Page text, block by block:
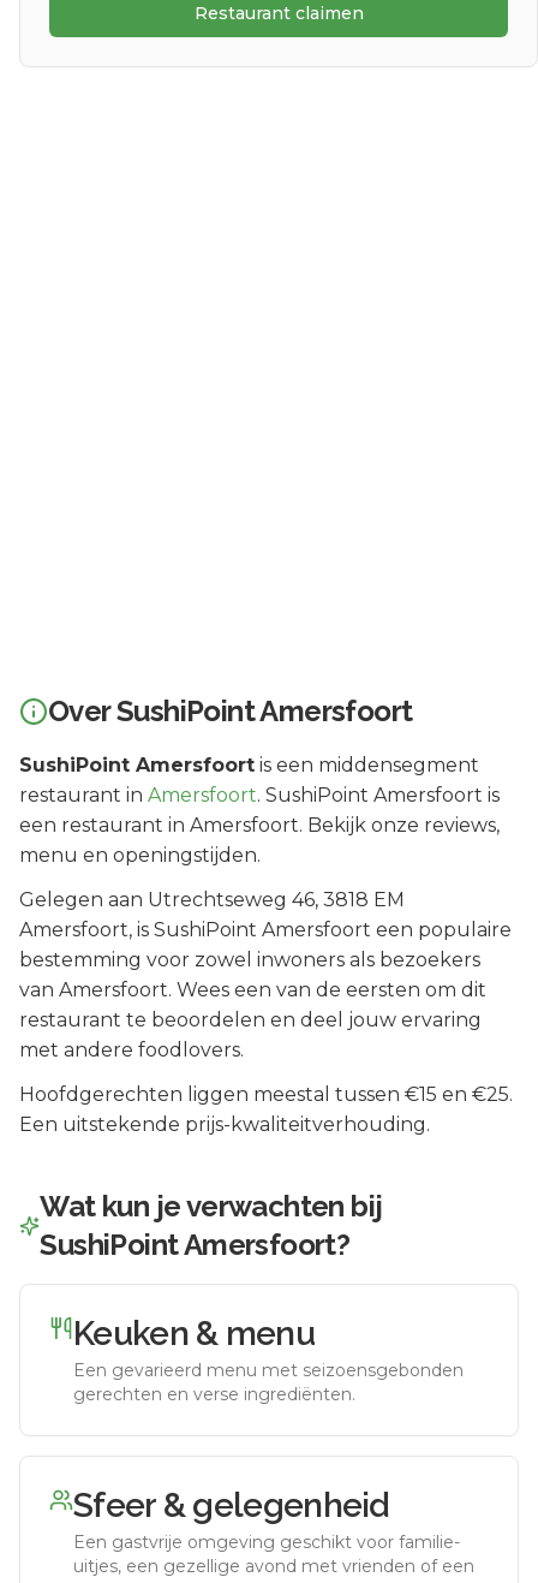
Restaurant claimen
OverSushiPoint Amersfoort
SushiPoint Amersfoort is een middensegment
restaurant in Amersfoort. SushiPoint Amersfoort is
een restaurant in Amersfoort. Bekijk onze reviews,
menu en openingstijden.
Gelegen aan Utrechtseweg 46, 3818 EM
Amersfoort, is SushiPoint Amersfoort een populaire
bestemming voor zowel inwoners als bezoekers
van Amersfoort. Wees een van de eersten om dit
restaurant te beoordelen en deel jouw ervaring
met andere foodlovers.
Hoofdgerechten liggen meestal tussen €15 en €25.
Een uitstekende prijs-kwaliteitverhouding.
Wat kun je verwachten bij
SushiPoint Amersfoort?
Keuken & menu
Een gevarieerd menu met seizoensgebonden
gerechten en verse ingrediënten.
Sfeer & gelegenheid
Een gastvrije omgeving geschikt voor familie-
uitjes, een gezellige avond met vrienden of een